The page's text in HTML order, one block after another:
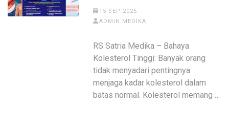
15 SEP 2025
ADMIN MEDIKA
RS Satria Medika – Bahaya
Kolesterol Tinggi: Banyak orang
tidak menyadari pentingnya
menjaga kadar kolesterol dalam
batas normal. Kolesterol memang …